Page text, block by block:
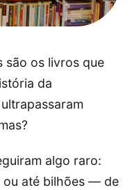
são os livros que
da
algo raro:
até bilhões — de